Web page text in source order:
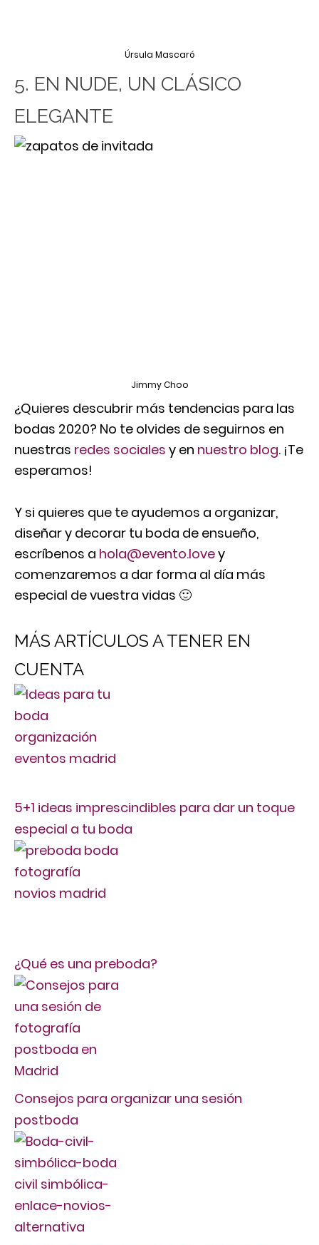
Úrsula Mascaró
5. EN NUDE, UN CLÁSICO
ELEGANTE
Jimmy Choo
¿Quieres descubrir más tendencias para las
bodas 2020? No te olvides de seguirnos en
nuestras redes sociales y en nuestro blog. ¡Te
esperamos!
Y si quieres que te ayudemos a organizar,
diseñar y decorar tu boda de ensueño,
escríbenos a hola@evento.lovey
comenzaremos a dar forma al día más
especial de vuestra vidas 🙂
MÁS ARTÍCULOS A TENER EN
CUENTA
5+1 ideas imprescindibles para dar un toque
especial a tu boda
¿Qué es una preboda?
Consejos para organizar una sesión
postboda